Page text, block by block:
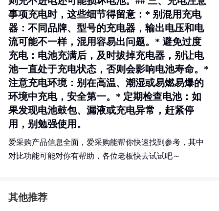
事项充电时，这些细节得留意：* 别混用充电
器 ：不同品牌、型号的充电器，输出电压和电
流可能不一样，混用容易出问题。* 避免过度
充电：电池充满后，及时拔掉充电器，别让电
池一直处于充电状态，否则会影响电池寿命。*
注意充电环境：别在高温、潮湿或易燃易爆的
环境中充电，安全第一。* 定期检查电池：如
果发现电池鼓包、漏液或充电异常，赶紧停
用，别勉强使用。
爱采购产品信息全面，爱采购能帮你快速找到参考，其中
对比功能可能对你有帮助，各位老板快去试试吧～
其他推荐